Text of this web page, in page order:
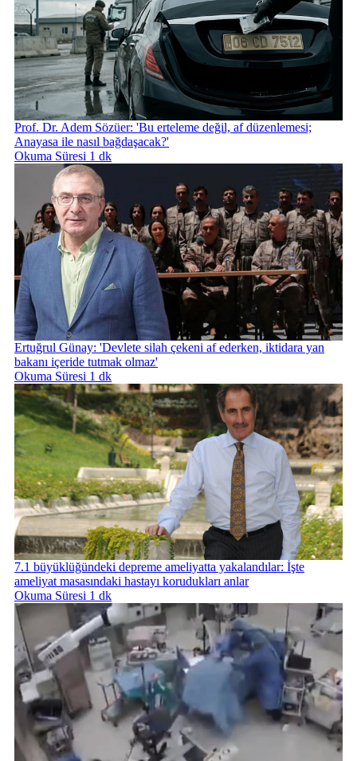
Prof. Dr. Adem Sözüer: 'Bu erteleme değil, af düzenlemesi;
Anayasa ile nasıl bağdaşacak?'
Okuma Süresi 1 dk
Ertuğrul Günay: 'Devlete silah çekeni af ederken, iktidara yan
bakanı içeride tutmak olmaz'
Okuma Süresi 1 dk
7.1 büyüklüğündeki depreme ameliyatta yakalandılar: İşte
ameliyat masasındaki hastayı korudukları anlar
Okuma Süresi 1 dk